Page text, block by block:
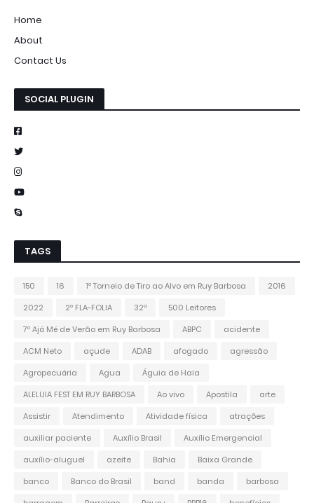
Home
About
Contact Us
SOCIAL PLUGIN
TAGS
150 16 1º Torneio de Tiro ao Alvo em Ruy Barbosa
2016
2022
2º FLA-FOLIA 32ª
500 Leitores
7º Ajá Mé de Verão em Ruy Barbosa
ABPC
acidente
ACM Neto
açude ADAB afogado
agressão
Agropecuária
Agua
Águia de Haia
ALELUIA FEST EM RUY BARBOSA
Ao vivo Apostila
arte
Assistir
Atendimento Atividade física
atrações
auxiliar paciente
Auxílio Brasil
Auxílio Emergencial
auxílio-aluguel
azeite Bahia
Baixa Grande
banco
Banco do Brasil band banda
barbosa